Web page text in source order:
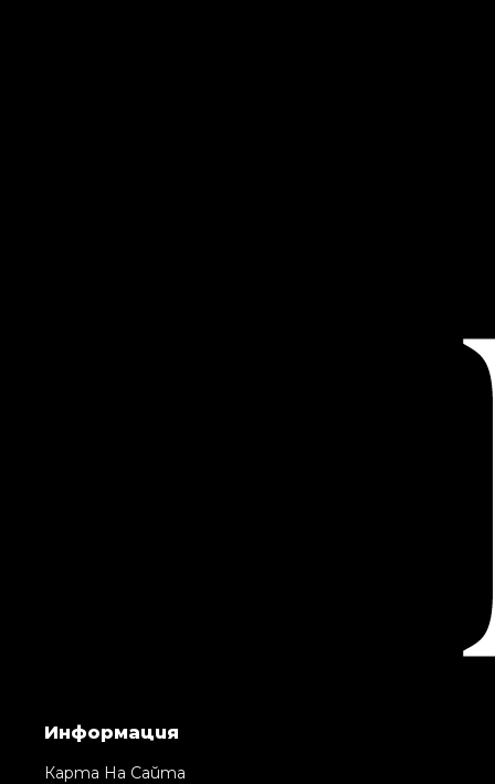
Информация
Карта На Сайта